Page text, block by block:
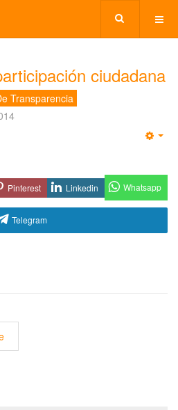
ciudadana
Transparencia
Pinterest Linkedin Whatsapp
Telegram